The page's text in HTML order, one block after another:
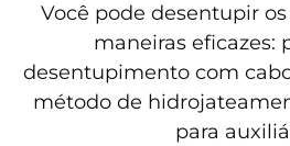
Você pode desentupir
maneiras eficazes:
desentupimento com
método de
para